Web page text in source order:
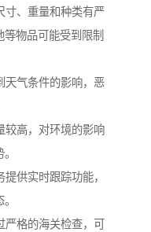
寸、重量和种类有严
物品可能受到限制
天气条件的影响，恶
较高，对环境的影响
供实时跟踪功能，
格的海关检查，可